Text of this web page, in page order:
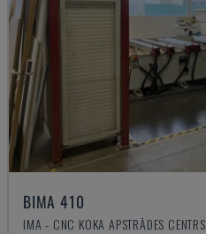
BIMA 410
IMA - CNC KOKA APSTRĀDES CENTRS